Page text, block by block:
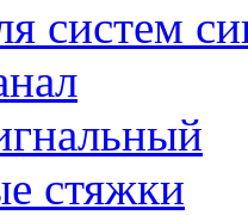
систем
стяжки